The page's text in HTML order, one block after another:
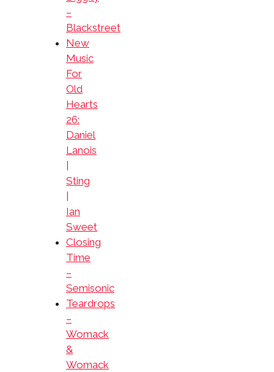
–
Blackstreet
New
Music
For
Old
Hearts
26:
Daniel
Lanois
Sting
Ian
Sweet
Closing
Time
–
Semisonic
Teardrops
–
Womack
&
Womack